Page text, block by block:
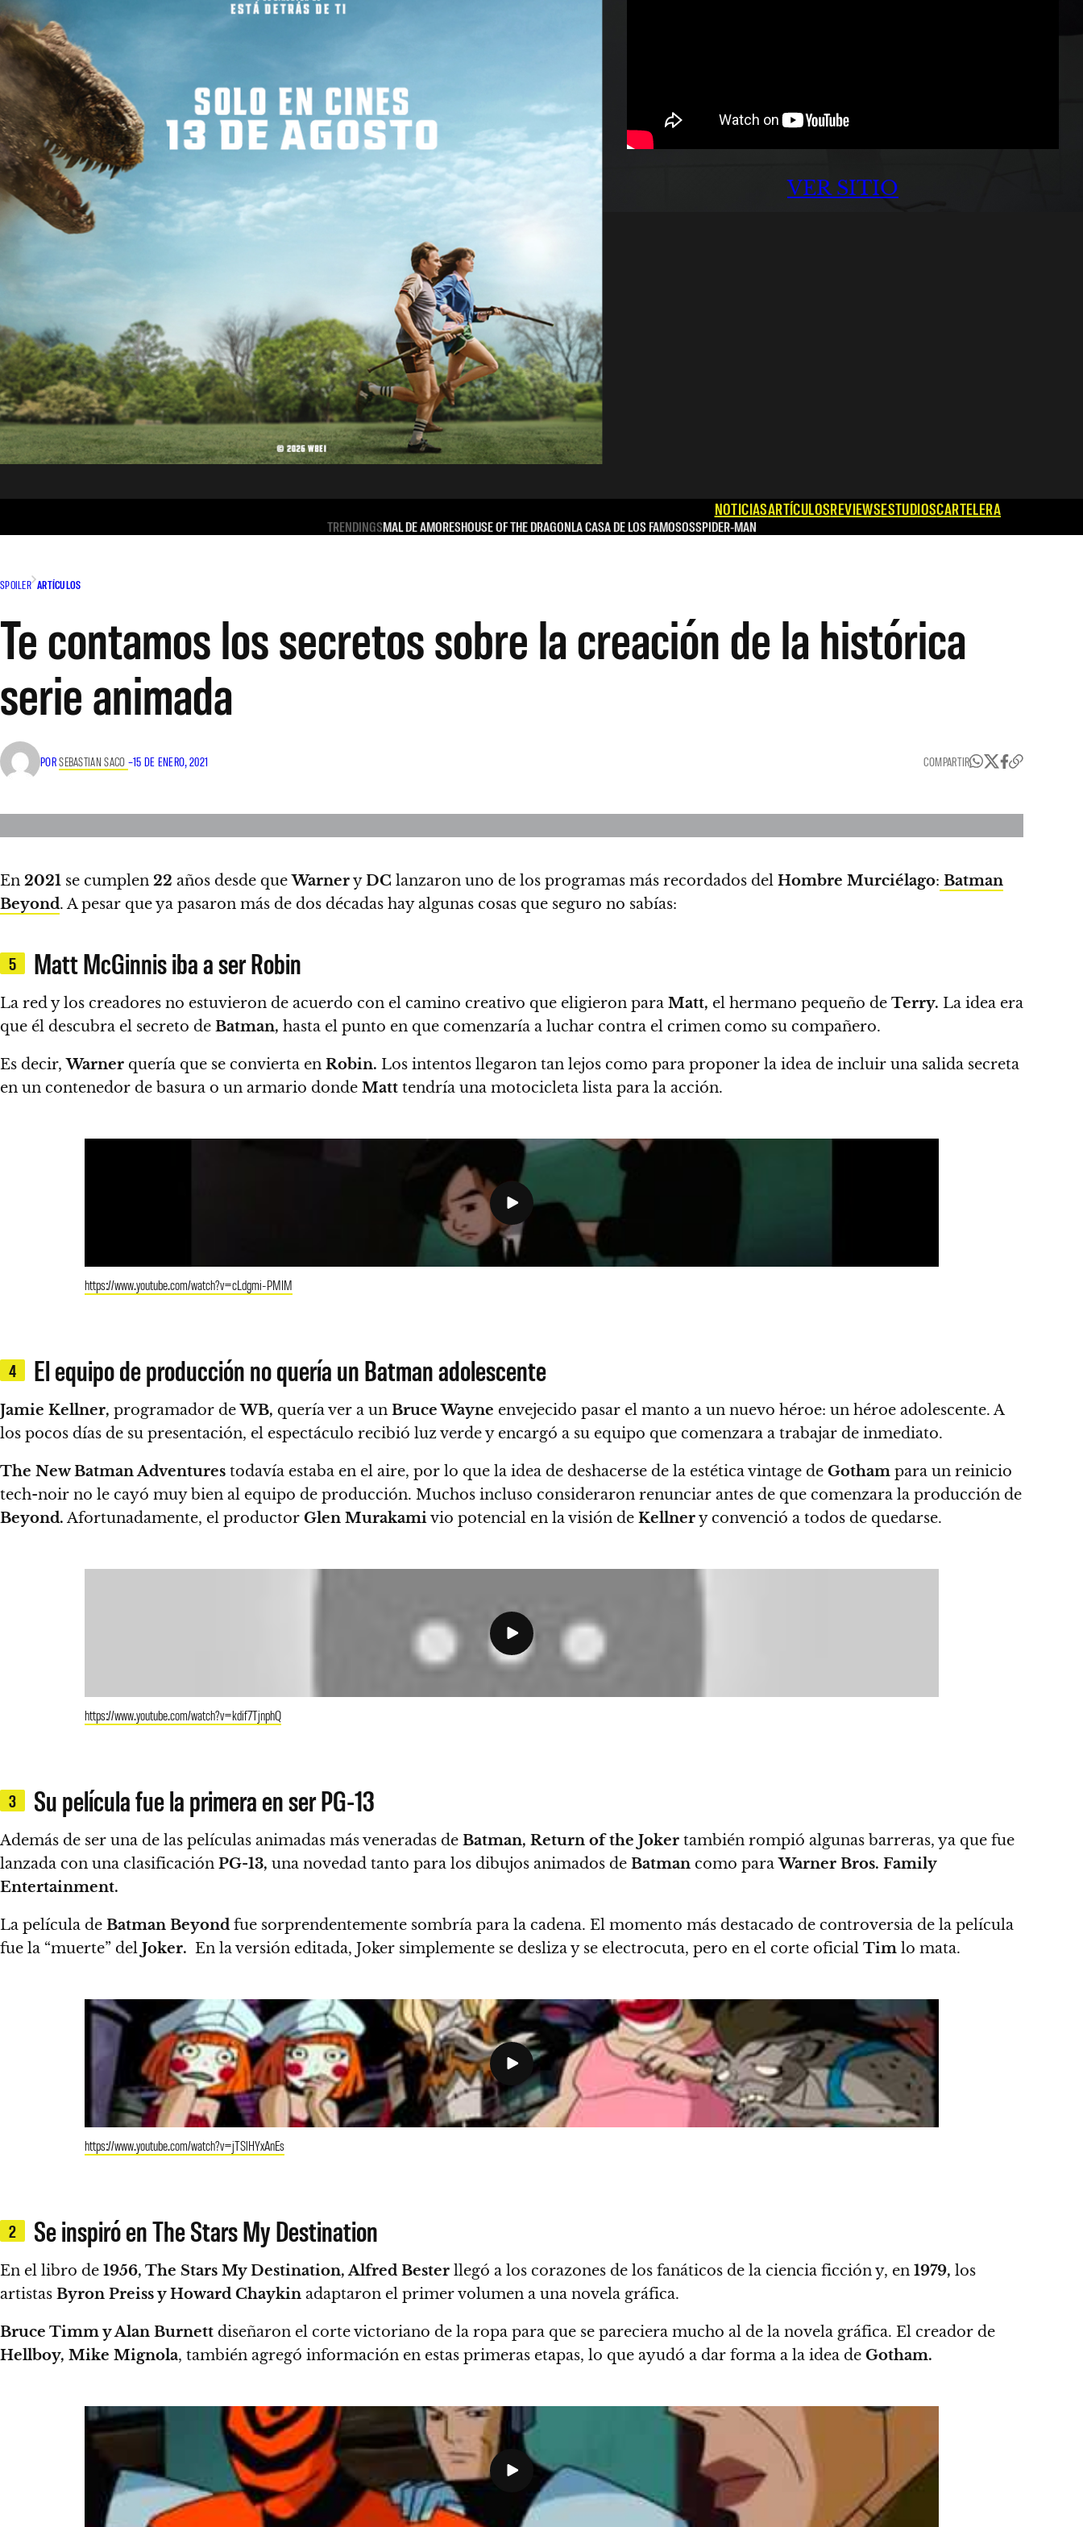
VER SITIO
NOTICIASARTÍCULOSREVIEWSESTUDIOSCARTELERA
TRENDINGSMAL DE AMORESHOUSE OF THE DRAGONLA CASA DE LOS FAMOSOSSPIDER-MAN
SPOILER ARTÍCULOS
Te contamos los secretos sobre la creación de la histórica
serie animada
PORSEBASTIAN SACO –15 DE ENERO, 2021 COMPARTIR
En 2021 se cumplen 22 años desde queWarneryDC lanzaron uno de los programas más recordados del Hombre Murciélago: Batman
Beyond. A pesar que ya pasaron más de dos décadas hay algunas cosas que seguro no sabías:
5 Matt McGinnis iba a ser Robin
La red y los creadores no estuvieron de acuerdo con el camino creativo que eligieron para Matt, el hermano pequeño de Terry. La idea era
que él descubra el secreto de Batman, hasta el punto en que comenzaría a luchar contra el crimen como su compañero.
Es decir,Warner quería que se convierta en Robin. Los intentos llegaron tan lejos como para proponer la idea de incluir una salida secreta
en un contenedor de basura o un armario donde Matt tendría una motocicleta lista para la acción.
https://www.youtube.com/watch?v=cLdgmi-PMIM
4 El equipo de producción no quería un Batman adolescente
Jamie Kellner, programador deWB, quería ver a un Bruce Wayne envejecido pasar el manto a un nuevo héroe: un héroe adolescente. A
los pocos días de su presentación, el espectáculo recibió luz verde y encargó a su equipo que comenzara a trabajar de inmediato.
The New Batman Adventures todavía estaba en el aire, por lo que la idea de deshacerse de la estética vintage de Gotham para un reinicio
tech-noir no le cayó muy bien al equipo de producción. Muchos incluso consideraron renunciar antes de que comenzara la producción de
Beyond. Afortunadamente, el productor Glen Murakamivio potencial en la visión de Kellnery convenció a todos de quedarse.
https://www.youtube.com/watch?v=kdif7TjnphQ
3 Su película fue la primera en ser PG-13
Además de ser una de las películas animadas más veneradas de Batman, Return of the Joker también rompió algunas barreras, ya que fue
lanzada con una clasificación PG-13, una novedad tanto para los dibujos animados de Batman como paraWarner Bros. Family
Entertainment.
La película de Batman Beyond fue sorprendentemente sombría para la cadena. El momento más destacado de controversia de la película
fue la “muerte” del Joker. En la versión editada, Joker simplemente se desliza y se electrocuta, pero en el corte oficial Tim lo mata.
https://www.youtube.com/watch?v=jTSlHYxAnEs
2 Se inspiró en The Stars My Destination
En el libro de 1956, The Stars My Destination, Alfred Bester llegó a los corazones de los fanáticos de la ciencia ficción y, en 1979, los
artistas Byron Preiss y Howard Chaykin adaptaron el primer volumen a una novela gráfica.
Bruce Timm y Alan Burnett diseñaron el corte victoriano de la ropa para que se pareciera mucho al de la novela gráfica. El creador de
Hellboy, Mike Mignola, también agregó información en estas primeras etapas, lo que ayudó a dar forma a la idea de Gotham.